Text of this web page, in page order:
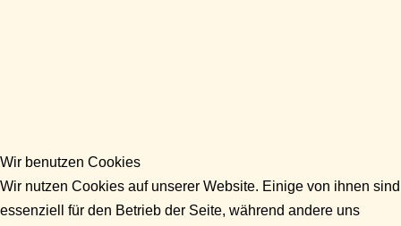
Wir benutzen Cookies
Wir nutzen Cookies auf unserer Website. Einige von ihnen sind
essenziell für den Betrieb der Seite, während andere uns